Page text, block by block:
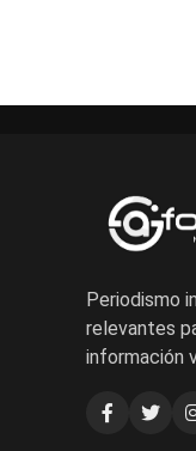
Periodismo
relevantes
información